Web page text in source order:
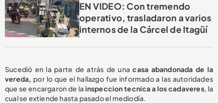
EN VIDEO: Con tremendo
operativo, trasladaron a varios
internos de la Cárcel de Itagüí
Sucedió en la parte de atrás de unacasa abandonada de la
vereda, por lo que el hallazgo fue informado a las autoridades
que se encargaron de la inspeccion tecnica a los cadaveres, la
cual se extiende hasta pasado el mediodía.